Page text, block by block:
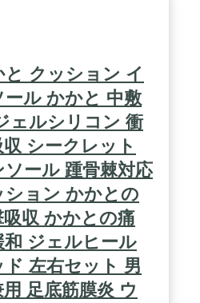
スポーツ、またアウトドア
、靴に合わない方にはお勧
S：19cm～23cm、M：
～29.5cm【注意ところ】
ファベットは、左（L）と右
利性が良い】家庭のハサミ
整できます【品質保証】90
りましたら、いつでも無条
と クッション イ
ール かかと 中敷
ェルシリコン 衝
シークレット
ソール 踵骨棘対応
ション かかとの
吸収 かかとの痛
和 ジェルヒール
ド 左右セット 男
足底筋膜炎 ウ